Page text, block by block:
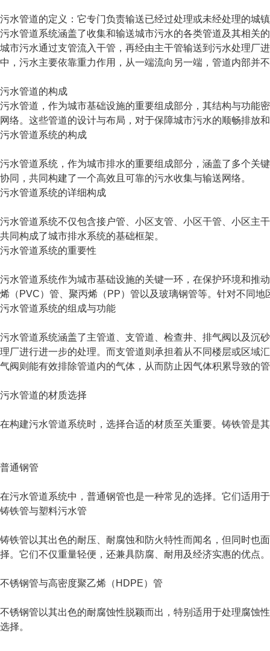
污水管道的定义：它专门负责输送已经过处理或未经处理的城
污水管道系统涵盖了收集和输送城市污水的各类管道及其相关
城市污水通过支管流入干管，再经由主干管输送到污水处理厂
中，污水主要依靠重力作用，从一端流向另一端，管道内部并
污水管道的构成
污水管道，作为城市基础设施的重要组成部分，其结构与功能
网络。这些管道的设计与布局，对于保障城市污水的顺畅排放
污水管道系统的构成
污水管道系统，作为城市排水的重要组成部分，涵盖了多个关
协同，共同构建了一个高效且可靠的污水收集与输送网络。
污水管道系统的详细构成
污水管道系统不仅包含接户管、小区支管、小区干管、小区主
共同构成了城市排水系统的基础框架。
污水管道系统的重要性
污水管道系统作为城市基础设施的关键一环，在保护环境和推
烯（PVC）管、聚丙烯（PP）管以及玻璃钢管等。针对不同
污水管道系统的组成与功能
污水管道系统涵盖了主管道、支管道、检查井、排气阀以及沉
理厂进行进一步的处理。而支管道则承担着从不同楼层或区域
气阀则能有效排除管道内的气体，从而防止因气体积累导致的
污水管道的材质选择
在构建污水管道系统时，选择合适的材质至关重要。铸铁管是
普通钢管
在污水管道系统中，普通钢管也是一种常见的选择。它们适用
铸铁管与塑料污水管
铸铁管以其出色的耐压、耐腐蚀和防火特性而闻名，但同时也
择。它们不仅重量轻便，还兼具防腐、耐用及经济实惠的优点
不锈钢管与高密度聚乙烯（HDPE）管
不锈钢管以其出色的耐腐蚀性脱颖而出，特别适用于处理腐蚀
选择。